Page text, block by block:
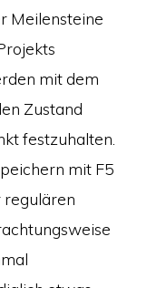
Meilensteine
mit dem
Zustand
festzuhalten.
mit F5
regulären